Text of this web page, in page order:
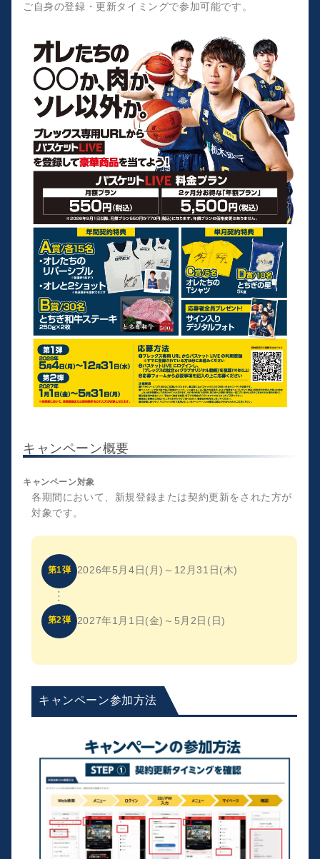
ご自身の登録・更新タイミングで参加可能です。
キャンペーン概要
キャンペーン対象
各期間において、新規登録または契約更新をされた方が
対象です。
第1弾 2026年5月4日(月)～12月31日(木)
第2弾 2027年1月1日(金)～5月2日(日)
キャンペーン参加方法